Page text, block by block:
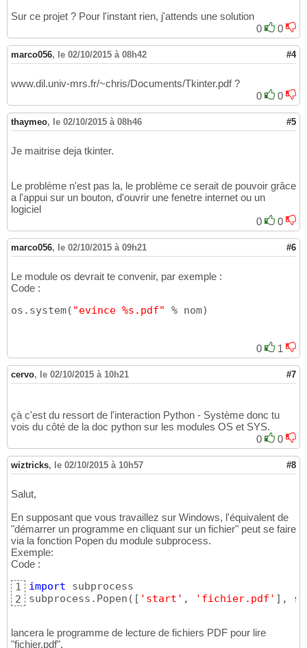
Sur ce projet ? Pour l'instant rien, j'attends une solution
0
0
marco056, le 02/10/2015 à 08h42 #4
www.dil.univ-mrs.fr/~chris/Documents/Tkinter.pdf ?
0
0
thaymeo, le 02/10/2015 à 08h46 #5
Je maitrise deja tkinter.
Le problème n'est pas la, le problème ce serait de pouvoir grâce
a l'appui sur un bouton, d'ouvrir une fenetre internet ou un
logiciel
0
0
marco056, le 02/10/2015 à 09h21 #6
Le module os devrait te convenir, par exemple :
Code :
os.system( "evince %s.pdf" % nom)
0 1
cervo, le 02/10/2015 à 10h21 #7
çà c'est du ressort de l'interaction Python - Système donc tu
vois du côté de la doc python sur les modules OS et SYS.
0
0
wiztricks, le 02/10/2015 à 10h57 #8
Salut,
En supposant que vous travaillez sur Windows, l'équivalent de
"démarrer un programme en cliquant sur un fichier" peut se faire
via la fonction Popen du module subprocess.
Exemple:
Code :
1
2
import subprocess
subprocess.Popen ( [ 'start' , 'fichier.pdf' ] ,
lancera le programme de lecture de fichiers PDF pour lire
"fichier.pdf".